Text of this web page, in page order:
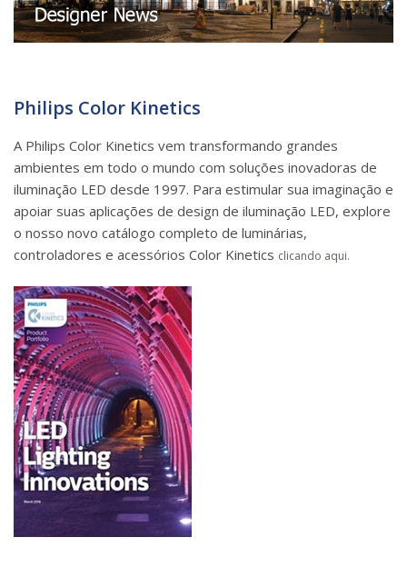
Philips Color Kinetics
A Philips Color Kinetics vem transformando grandes
ambientes em todo o mundo com soluções inovadoras de
iluminação LED desde 1997. Para estimular sua imaginação e
apoiar suas aplicações de design de iluminação LED, explore
o nosso novo catálogo completo de luminárias,
controladores e acessórios Color Kinetics clicando aqui.